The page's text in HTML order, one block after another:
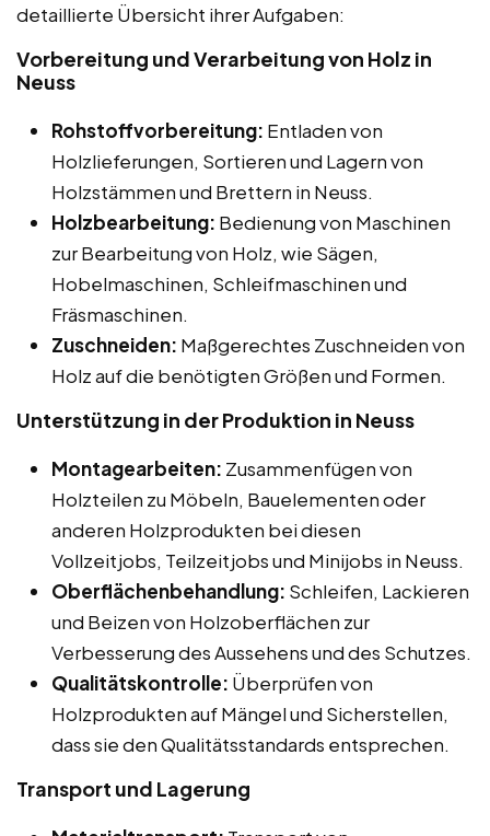
detaillierte Übersicht ihrer Aufgaben:
Vorbereitung und Verarbeitung von Holz in
Neuss
Rohstoffvorbereitung: Entladen von
Holzlieferungen, Sortieren und Lagern von
Holzstämmen und Brettern in Neuss.
Holzbearbeitung: Bedienung von Maschinen
zur Bearbeitung von Holz, wie Sägen,
Hobelmaschinen, Schleifmaschinen und
Fräsmaschinen.
Zuschneiden: Maßgerechtes Zuschneiden von
Holz auf die benötigten Größen und Formen.
Unterstützung in der Produktion in Neuss
Montagearbeiten: Zusammenfügen von
Holzteilen zu Möbeln, Bauelementen oder
anderen Holzprodukten bei diesen
Vollzeitjobs, Teilzeitjobs und Minijobs in Neuss.
Oberflächenbehandlung: Schleifen, Lackieren
und Beizen von Holzoberflächen zur
Verbesserung des Aussehens und des Schutzes.
Qualitätskontrolle: Überprüfen von
Holzprodukten auf Mängel und Sicherstellen,
dass sie den Qualitätsstandards entsprechen.
Transport und Lagerung